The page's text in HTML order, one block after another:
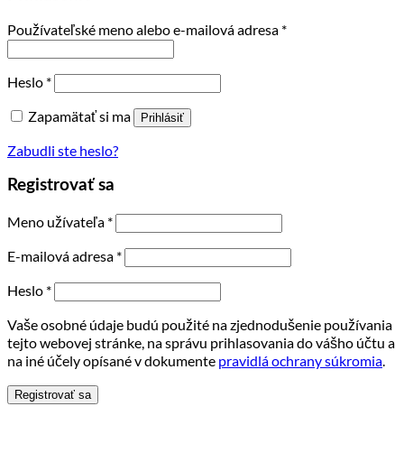
Používateľské meno alebo e-mailová adresa *
Heslo *
Zapamätať si ma
Prihlásiť
Zabudli ste heslo?
Registrovať sa
Meno užívateľa *
E-mailová adresa *
Heslo *
Vaše osobné údaje budú použité na zjednodušenie používania
tejto webovej stránke, na správu prihlasovania do vášho účtu a
na iné účely opísané v dokumente pravidlá ochrany súkromia.
Registrovať sa